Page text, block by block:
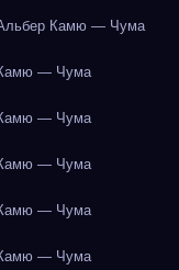
Камю — Чума
— Чума
— Чума
— Чума
— Чума
— Чума